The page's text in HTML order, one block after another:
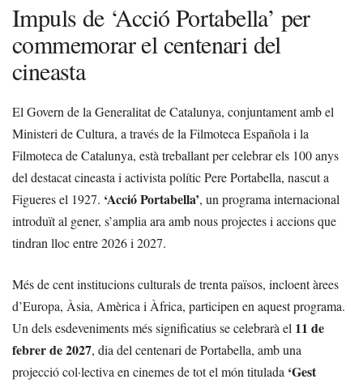
Impuls de ‘Acció Portabella’ per
commemorar el centenari del
cineasta
El Govern de la Generalitat de Catalunya, conjuntament amb el
Ministeri de Cultura, a través de la Filmoteca Española i la
Filmoteca de Catalunya, està treballant per celebrar els 100 anys
del destacat cineasta i activista polític Pere Portabella, nascut a
Figueres el 1927. ‘Acció Portabella’, un programa internacional
introduït al gener, s’amplia ara amb nous projectes i accions que
tindran lloc entre 2026 i 2027.
Més de cent institucions culturals de trenta països, incloent àrees
d’Europa, Àsia, Amèrica i Àfrica, participen en aquest programa.
Un dels esdeveniments més significatius se celebrarà el 11 de
febrer de 2027, dia del centenari de Portabella, amb una
projecció col·lectiva en cinemes de tot el món titulada ‘Gest